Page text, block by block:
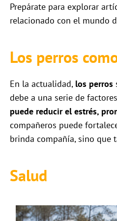
Prepárate para explorar
relacionado con el mundo
Los perros
En la actualidad, los perros
debe a una serie de
puede reducir el estrés,
compañeros puede
brinda compañía, sino que
Salud